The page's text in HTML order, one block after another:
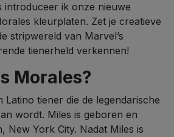
introduceer ik onze nieuwe
kleurplaten. Zet je creatieve
stripwereld van Marvel’s
tienerheld verkennen!
Morales?
Latino tiener die de legendarische
wordt. Miles is geboren en
New York City. Nadat Miles is